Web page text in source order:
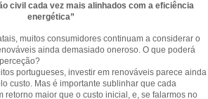
civil cada vez mais alinhados com a eficiência
energética”
muitos consumidores continuam a considerar o
ainda demasiado oneroso. O que poderá
portugueses, investir em renováveis parece ainda
custo. Mas é importante sublinhar que cada
retorno maior que o custo inicial, e, se falarmos no